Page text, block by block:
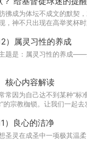
彿成为体坛不成文的默契
，神不只出现在高举奖杯
学第三期圣灵论 （12）属灵习性的养成
题是：属灵习性的养成
《你的属灵爱语是什么？》 核心内容解读
因为自己达不到某种“标
的宗教枷锁。让我们一起
学第三期圣灵论 （11）良心的洁净
圣灵在成圣中一项极其温